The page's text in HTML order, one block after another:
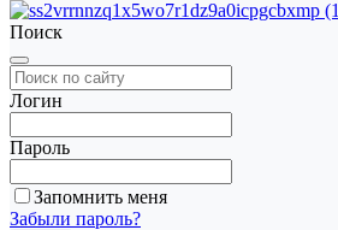
Поиск
Логин
Пароль
Запомнить меня
Забыли пароль?